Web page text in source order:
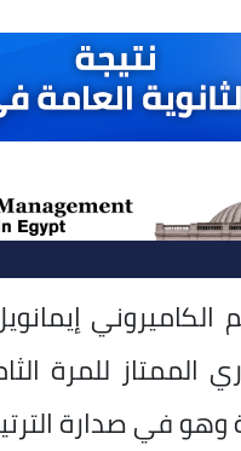
الكاميروني
الممتاز للمرة
وهو في صدارة